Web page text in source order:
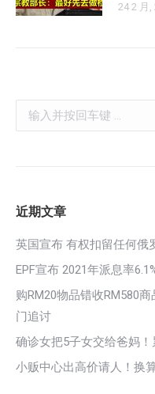
24 2 月,
Search:
近期文章
英国宣布 有权扣留任何俄
EPF宣布 2021年派息率
购RM20物品错收RM580
门追讨
确诊女把5子女交给爸妈
小贩中心出高价请人！换